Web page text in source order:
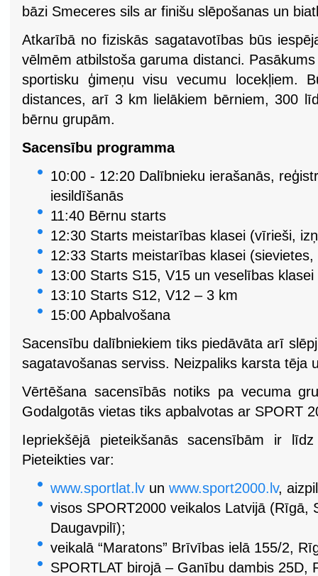
bāzi Smeceres sils ar finišu slēpošanas un
Atkarībā no fiziskās sagatavotības būs
vēlmēm atbilstoša garuma distanci.
sportisku ģimeņu visu vecumu
distances, arī 3 km lielākiem bērniem, 300
bērnu grupām.
Sacensību programma
10:00 - 12:20 Dalībnieku ierašanās,
iesildīšanās
11:40 Bērnu starts
12:30 Starts meistarības klasei (vīrieši,
12:33 Starts meistarības klasei
13:00 Starts S15, V15 un veselības
13:10 Starts S12, V12 – 3 km
15:00 Apbalvošana
Sacensību dalībniekiem tiks piedāvāta arī
sagatavošanas serviss. Neizpaliks karsta tēja
Vērtēšana sacensībās notiks pa vecuma
Godalgotās vietas tiks apbalvotas ar SPORT
Iepriekšējā pieteikšanās sacensībām ir
Pieteikties var:
www.sportlat.lv un www.sport2000.lv,
visos SPORT2000 veikalos Latvijā (Rīgā,
Daugavpilī);
veikalā “Maratons” Brīvības ielā 155/2,
SPORTLAT birojā – Ganību dambis 25D,